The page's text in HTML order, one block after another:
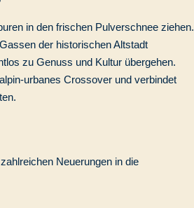
in den frischen Pulverschnee ziehen.
der historischen Altstadt
zu Genuss und Kultur übergehen.
urbanes Crossover und verbindet